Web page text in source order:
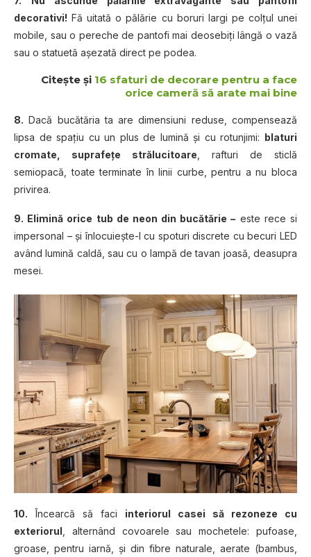
decorativi! Fă uitată o pălărie cu boruri largi pe colţul unei
mobile, sau o pereche de pantofi mai deosebiţi lângă o vază
sau o statuetă aşezată direct pe podea.
Citește și 16 sfaturi de decorare pentru a face
orice cameră să arate mai bine
8. Dacă bucătăria ta are dimensiuni reduse, compensează
lipsa de spaţiu cu un plus de lumină şi cu rotunjimi: blaturi
cromate, suprafeţe strălucitoare , rafturi de sticlă
semiopacă, toate terminate în linii curbe, pentru a nu bloca
privirea.
9. Elimină orice tub de neon din bucătărie – este rece si
impersonal – şi înlocuieşte-l cu spoturi discrete cu becuri LED
având lumină caldă, sau cu o lampă de tavan joasă, deasupra
mesei.
10. Încearcă să faci interiorul casei să rezoneze cu
exteriorul , alternând covoarele sau mochetele: pufoase,
groase, pentru iarnă, şi din fibre naturale, aerate (bambus,